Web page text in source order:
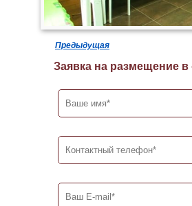
Предыдущая
Заявка на размещение